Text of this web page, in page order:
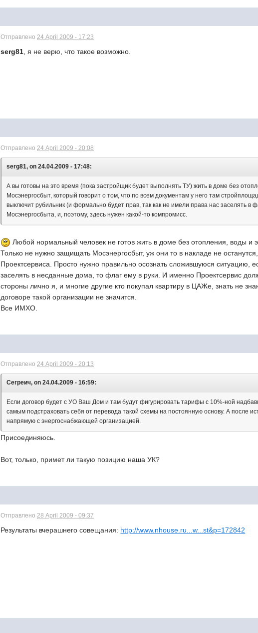
Отправлено 24 April 2009 - 17:23
serg81 , я не верю, что такое возможно.
Отправлено 24 April 2009 - 20:08
serg81, on 24.04.2009 - 17:48:
А вы готовы на это время (пока застройщик будет выполнять ТУ) жить в доме без
Мосэнергосбыт, который говорит о том, что по всем документам у него там
выключит рубильник (и формально будет прав, так как не имели права нас заселять
Мосэнергосбыта, и, поэтому, здесь нужен какой-то компромисс.
Любой нормальный человек не готов жить в доме без отопления, воды и
Только не нужно защищать Мосэнергосбыт, уж они то в накладе не
Проектсервиса. Просто нужно правильно осознать сложившуюся ситуацию,
заселять в несданные дома, то флаг ему в руки. И именно Проектсервис
стороны лично я, и многие другие кто покупал квартиру в ЦАЖе, знать не
договоре такой организации не значится.
Все ИМХО.
Отправлено24 April 2009 - 20:13
Сегреич, on 24.04.2009 - 16:59:
Если договор будет с УО Ваш Дом и там будут фигурировать тарифы с 10%-ной
самым подстраховать себя от перевода такой схемы на постоянную основу. А после
напрямую с энергоснабжающей организацией.
Присоединяюсь.
Вот, только, примет ли такую позицию наша УК?
Отправлено28 April 2009 - 09:37
Результаты вчерашнего совещания: http://www.nhouse.ru...w...st&p=172842